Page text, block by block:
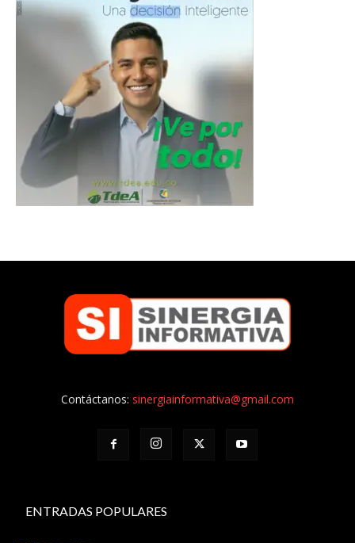
Contáctanos: sinergiainformativa@gmail.com
ENTRADAS POPULARES